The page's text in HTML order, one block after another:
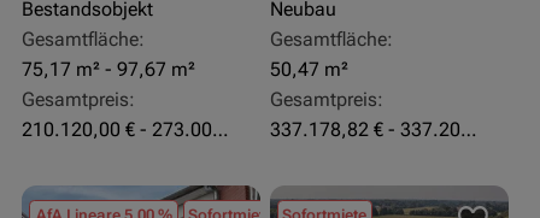
Bestandsobjekt
Gesamtfläche:
75,17 m² - 97,67 m²
Gesamtpreis:
210.120,00 € - 273.003,24 €
Neubau
Gesamtfläche:
50,47 m²
Gesamtpreis:
337.178,82 € - 337.207,06 €